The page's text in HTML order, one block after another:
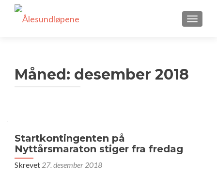
Måned: desember 2018
Startkontingenten på
Nyttårsmaraton stiger fra fredag
Skrevet 27. desember 2018